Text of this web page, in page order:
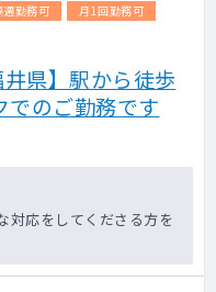
週勤務可
月1回勤務可
県】駅から徒歩
でのご勤務です
対応をしてくださる方を